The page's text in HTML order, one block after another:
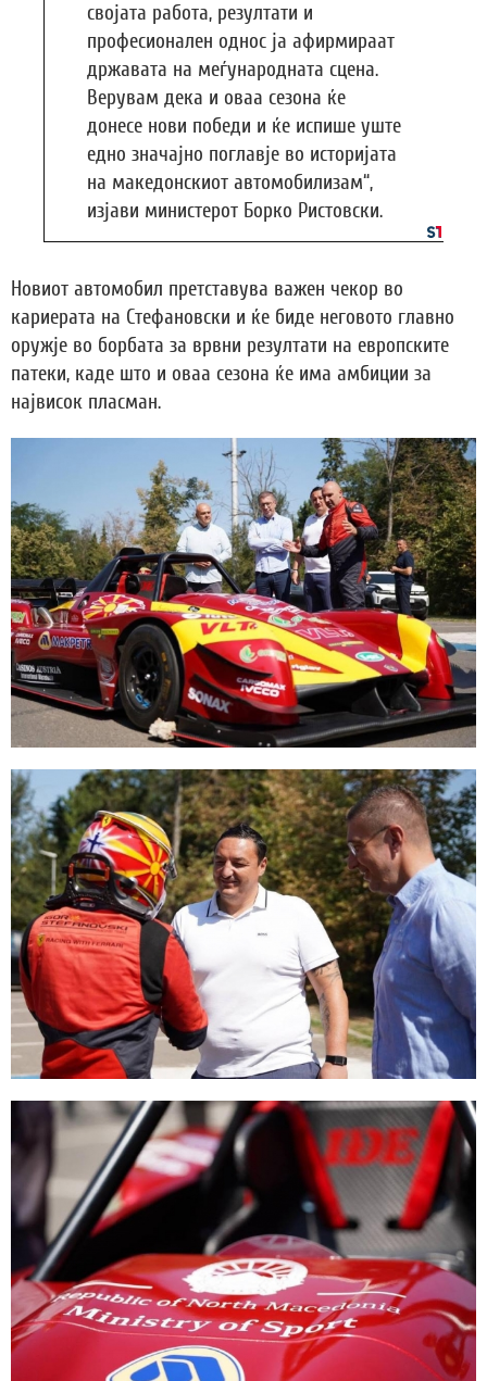
својата работа, резултати и
професионален однос ја афирмираат
државата на меѓународната сцена.
Верувам дека и оваа сезона ќе
донесе нови победи и ќе испише уште
едно значајно поглавје во историјата
на македонскиот автомобилизам“,
изјави министерот Борко Ристовски.
Новиот автомобил претставува важен чекор во
кариерата на Стефановски и ќе биде неговото главно
оружје во борбата за врвни резултати на европските
патеки, каде што и оваа сезона ќе има амбиции за
највисок пласман.